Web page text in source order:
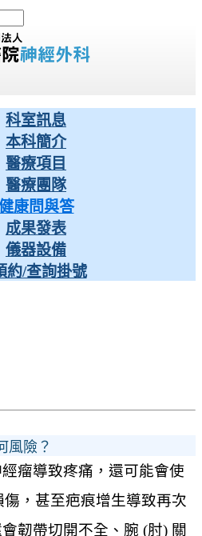
科室訊息
本科簡介
醫療項目
醫療團隊
康問與答
成果發表
儀器設備
約/查詢掛號
風險？
瘤導致疼痛，還可能會使
，甚至疤痕增生導致再次
韌帶切開不全、腕 (肘) 關